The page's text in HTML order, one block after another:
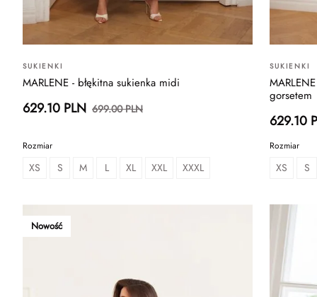
SUKIENKI
MARLENE - błękitna sukienka midi
629.10 PLN 699.00 PLN
Rozmiar
XS S M L XL XXL XXXL
SUKIENKI
gorsetem
629.10
Rozmiar
XS S
Nowość